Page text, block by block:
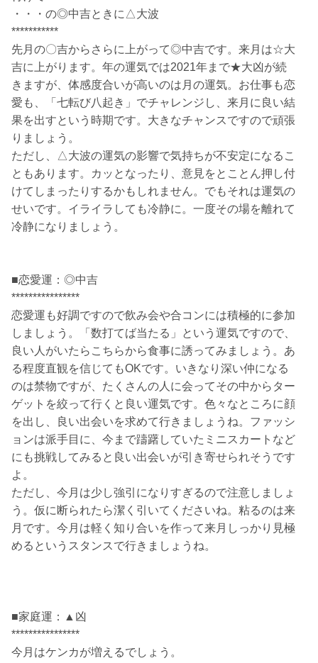
・・・の◎中吉ときに△大波
***********
先月の〇吉からさらに上がって◎中吉です。来月は☆大
吉に上がります。年の運気では2021年まで★大凶が続
きますが、体感度合いが高いのは月の運気。お仕事も恋
愛も、「七転び八起き」でチャレンジし、来月に良い結
果を出すという時期です。大きなチャンスですので頑張
りましょう。
ただし、△大波の運気の影響で気持ちが不安定になるこ
ともあります。カッとなったり、意見をとことん押し付
けてしまったりするかもしれません。でもそれは運気の
せいです。イライラしても冷静に。一度その場を離れて
冷静になりましょう。
■恋愛運：◎中吉
****************
恋愛運も好調ですので飲み会や合コンには積極的に参加
しましょう。「数打てば当たる」という運気ですので、
良い人がいたらこちらから食事に誘ってみましょう。あ
る程度直観を信じてもOKです。いきなり深い仲になる
のは禁物ですが、たくさんの人に会ってその中からター
ゲットを絞って行くと良い運気です。色々なところに顔
を出し、良い出会いを求めて行きましょうね。ファッシ
ョンは派手目に、今まで躊躇していたミニスカートなど
にも挑戦してみると良い出会いが引き寄せられそうです
よ。
ただし、今月は少し強引になりすぎるので注意しましょ
う。仮に断られたら潔く引いてくださいね。粘るのは来
月です。今月は軽く知り合いを作って来月しっかり見極
めるというスタンスで行きましょうね。
■家庭運：▲凶
****************
今月はケンカが増えるでしょう。